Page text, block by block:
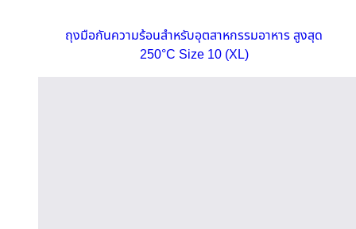
ถุงมือกันความร้อนสำหรับอุตสาหกรรมอาหาร สูงสุด
250°C Size 10 (XL)